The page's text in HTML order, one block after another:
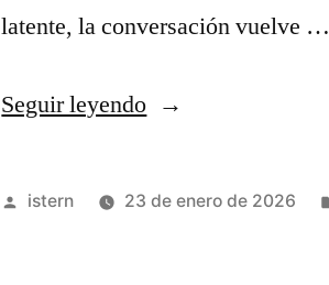
latente, la conversación vuelve …
Seguir leyendo«Dinámica
Mercado
Publicado
istern 23 de enero de 2026